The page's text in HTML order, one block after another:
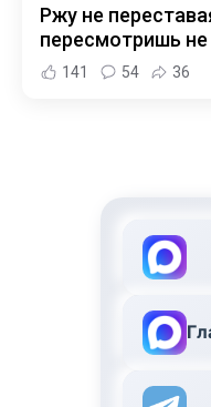
Ржу не
пересмотришь не
141 54 36